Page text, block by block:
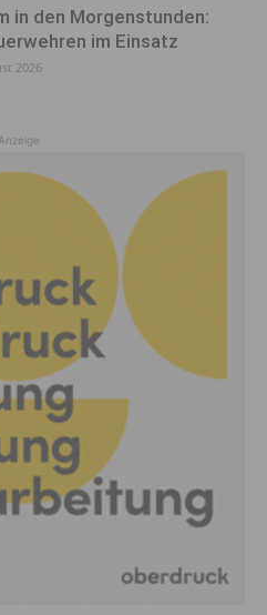
in den Morgenstunden:
im Einsatz
2026
Anzeige